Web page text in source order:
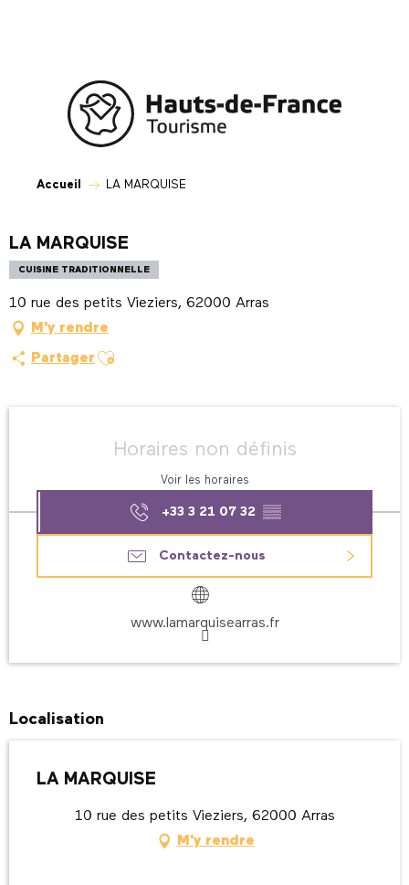
Accueil LA MARQUISE
LA MARQUISE
CUISINE TRADITIONNELLE
10 rue des petits Vieziers, 62000 Arras
M'y rendre
Partager Ajouter aux favoris
Horaires non définis
Voir les horaires
+33 3 21 07 32 ▒▒
Contactez-nous
www.lamarquisearras.fr
Localisation
LA MARQUISE
10 rue des petits Vieziers, 62000 Arras
M'y rendre